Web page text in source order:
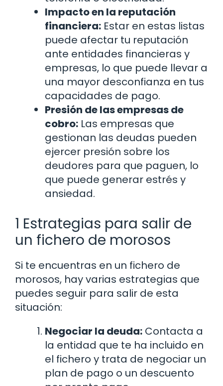
Impacto en la reputación
financiera: Estar en estas listas
puede afectar tu reputación
ante entidades financieras y
empresas, lo que puede llevar a
una mayor desconfianza en tus
capacidades de pago.
Presión de las empresas de
cobro: Las empresas que
gestionan las deudas pueden
ejercer presión sobre los
deudores para que paguen, lo
que puede generar estrés y
ansiedad.
1 Estrategias para salir de
un fichero de morosos
Si te encuentras en un fichero de
morosos, hay varias estrategias que
puedes seguir para salir de esta
situación:
Negociar la deuda: Contacta a
la entidad que te ha incluido en
el fichero y trata de negociar un
plan de pago o un descuento